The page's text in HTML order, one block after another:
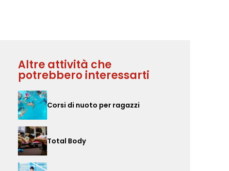
Altre attività che
potrebbero interessarti
Corsi di nuoto per ragazzi
Total Body